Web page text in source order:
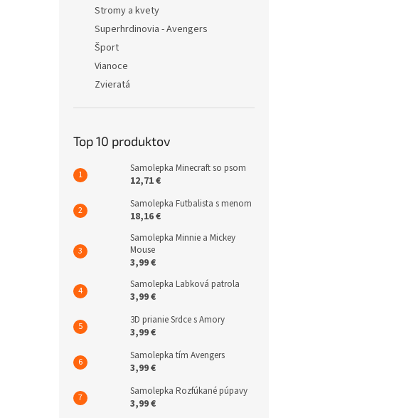
Stromy a kvety
Superhrdinovia - Avengers
Šport
Vianoce
Zvieratá
Top 10 produktov
Samolepka Minecraft so psom
12,71 €
Samolepka Futbalista s menom
18,16 €
Samolepka Minnie a Mickey
Mouse
3,99 €
Samolepka Labková patrola
3,99 €
3D prianie Srdce s Amory
3,99 €
Samolepka tím Avengers
3,99 €
Samolepka Rozfúkané púpavy
3,99 €